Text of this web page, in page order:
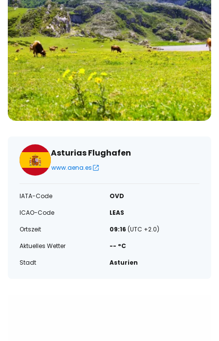
Asturias Flughafen
www.aena.es
IATA-Code
OVD
ICAO-Code
LEAS
Ortszeit
09:16 (UTC +2.0)
Aktuelles Wetter
-- °C
Stadt
Asturien